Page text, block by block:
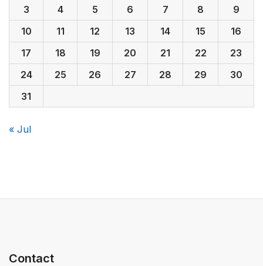
3
4 5 6 7 8
9
10
11 12 13 14 15
16
17
18 19 20 21 22
23
24
25 26 27 28 29
30
31
« Jul
Contact